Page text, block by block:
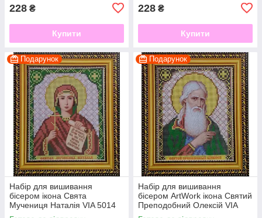
228 ₴
Купити
228 ₴
Купити
Подарунок
Набір для вишивання
бісером ікона Свята
Мучениця Наталія VIA 5014
Подарунок
Набір для вишивання
бісером ArtWork ікона Святий
Преподобний Олексій VIA
5015